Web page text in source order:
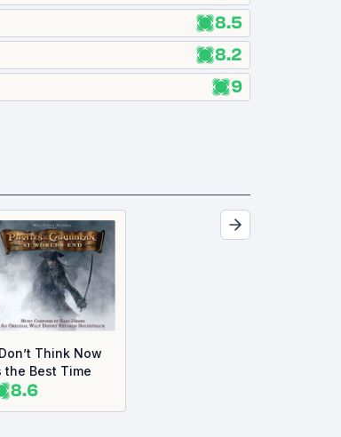
8.5
8.2
9
Think Now
the Best Time
8.6